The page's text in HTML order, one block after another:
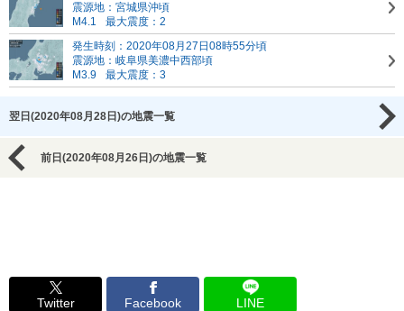
震源地：宮城県沖頃
M4.1
最大震度：2
発生時刻：2020年08月27日08時55分頃
震源地：岐阜県美濃中西部頃
M3.9
最大震度：3
翌日(2020年08月28日)の地震一覧
前日(2020年08月26日)の地震一覧
Twitter Facebook LINE